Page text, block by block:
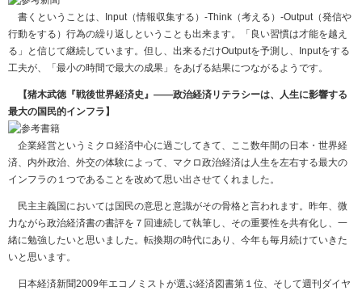
書くということは、Input（情報収集する）-Think（考える）-Output（発信や
行動をする）行為の繰り返しということも出来ます。「良い習慣は才能を越え
る」と信じて継続しています。但し、出来るだけOutputを予測し、Inputをする
工夫が、「最小の時間で最大の成果」をあげる結果につながるようです。
【猪木武徳『戦後世界経済史』――政治経済リテラシーは、人生に影響する
最大の国民的インフラ】
企業経営というミクロ経済中心に過ごしてきて、ここ数年間の日本・世界経
済、内外政治、外交の体験によって、マクロ政治経済は人生を左右する最大の
インフラの１つであることを改めて思い出させてくれました。
民主主義国においては国民の意思と意識がその骨格と言われます。昨年、微
力ながら政治経済書の書評を７回連続して執筆し、その重要性を共有化し、一
緒に勉強したいと思いました。転換期の時代にあり、今年も毎月続けていきた
いと思います。
日本経済新聞2009年エコノミストが選ぶ経済図書第１位、そして週刊ダイヤ